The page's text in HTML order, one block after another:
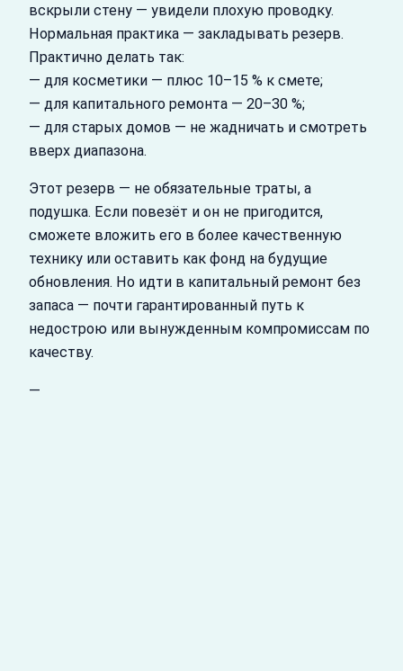
вскрыли стену — увидели плохую проводку.
Нормальная практика — закладывать резерв.
Практично делать так:
— для косметики — плюс 10–15 % к смете;
— для капитального ремонта — 20–30 %;
— для старых домов — не жадничать и смотреть
вверх диапазона.
Этот резерв — не обязательные траты, а
подушка. Если повезёт и он не пригодится,
сможете вложить его в более качественную
технику или оставить как фонд на будущие
обновления. Но идти в капитальный ремонт без
запаса — почти гарантированный путь к
недострою или вынужденным компромиссам по
качеству.
—